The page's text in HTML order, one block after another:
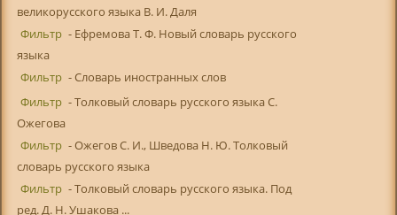
великорусского языка В. И. Даля
Фильтр - Ефремова Т. Ф. Новый словарь русского
языка
Фильтр - Словарь иностранных слов
Фильтр - Толковый словарь русского языка С.
Ожегова
Фильтр - Ожегов С. И., Шведова Н. Ю. Толковый
словарь русского языка
Фильтр - Толковый словарь русского языка. Под
ред. Д. Н. Ушакова ...